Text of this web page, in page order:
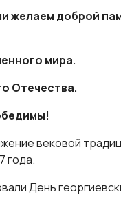
желаем доброй
мира.
Отечества.
вековой
года.
День